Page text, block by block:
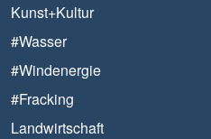
Kunst+Kultur
#Wasser
#Windenergie
#Fracking
Landwirtschaft